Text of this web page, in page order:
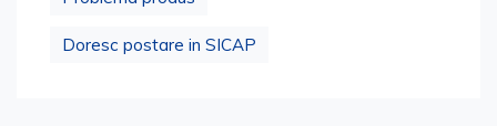
Doresc postare in SICAP